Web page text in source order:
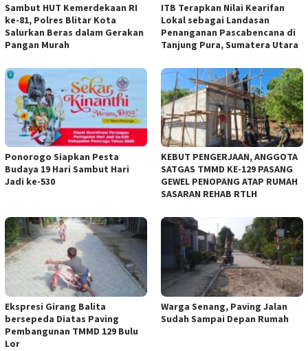
Sambut HUT Kemerdekaan RI
ke-81, Polres Blitar Kota
Salurkan Beras dalam Gerakan
Pangan Murah
ITB Terapkan Nilai Kearifan
Lokal sebagai Landasan
Penanganan Pascabencana di
Tanjung Pura, Sumatera Utara
Ponorogo Siapkan Pesta
Budaya 19 Hari Sambut Hari
Jadi ke-530
KEBUT PENGERJAAN, ANGGOTA
SATGAS TMMD KE-129 PASANG
GEWEL PENOPANG ATAP RUMAH
SASARAN REHAB RTLH
Ekspresi Girang Balita
bersepeda Diatas Paving
Pembangunan TMMD 129 Bulu
Lor
Warga Senang, Paving Jalan
Sudah Sampai Depan Rumah